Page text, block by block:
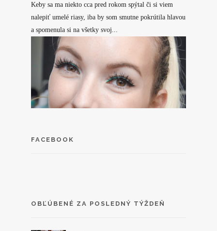
Keby sa ma niekto cca pred rokom spýtal či si viem
nalepiť umelé riasy, iba by som smutne pokrútila hlavou
a spomenula si na všetky svoj...
FACEBOOK
OBĽÚBENÉ ZA POSLEDNÝ TÝŽDEŇ